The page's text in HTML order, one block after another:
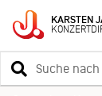
KARSTEN
Suchbegriff
eingeben